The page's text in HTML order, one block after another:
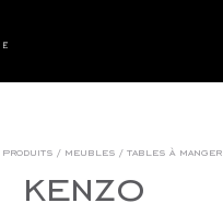
produits/ meubles/ tables à manger
kenzo